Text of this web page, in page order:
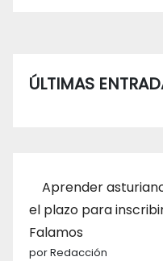
ÚLTIMAS
Aprender
el plazo para
Falamos
por Redacción